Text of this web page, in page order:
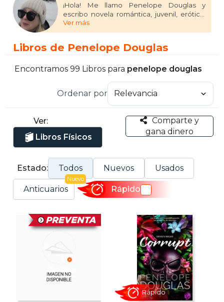
¡Hola! Me llamo Penelope Douglas y
escribo novela romántica, juvenil, erótica,
algo de contemporánea… lo que sea que
me llame la atención en ese momento.
hilar cualquier historia de forma que el
esfuerzo por hacer con cada libro que
demasiado tabú para mí.
Me encanta romper las reglas y salir de mi
zona de confort.
Ver más
Libros de Penelope Douglas
Encontramos 99 Libros para penelope douglas
Ordenar por
Ver:
Libros Físicos
Comparte y
gana dinero
Estado: Todos Nuevos Usados
Anticuarios
Nuevo
Rápido